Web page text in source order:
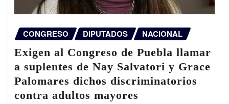
CONGRESO DIPUTADOS NACIONAL
Exigen al Congreso de Puebla llamar
a suplentes de Nay Salvatori y Grace
Palomares dichos discriminatorios
contra adultos mayores